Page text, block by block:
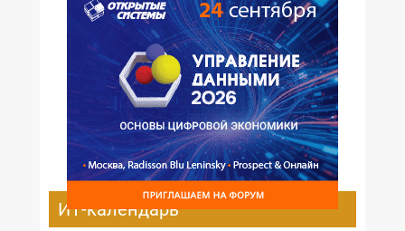
ИТ-календарь